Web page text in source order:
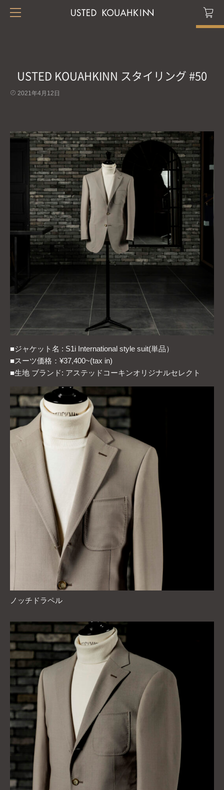
USTED KOUAHKINN スタイリング #50
2021年4月12日
■ジャケット名 : S1i International style suit(単品）
■スーツ価格：¥37,400~(tax in)
■生地 ブランド: アステッドコーキンオリジナルセレクト
ノッチドラペル